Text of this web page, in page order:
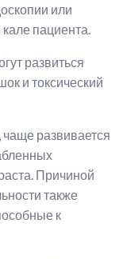
или
пациента.
развиться
и токсический
чаще развивается
Причиной
также
к